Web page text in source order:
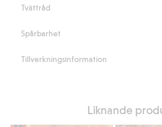
till utflykter.
Artikelnummer
: 913079
Tvättråd
Spårbarhet
Tillverkningsinformation
Liknande